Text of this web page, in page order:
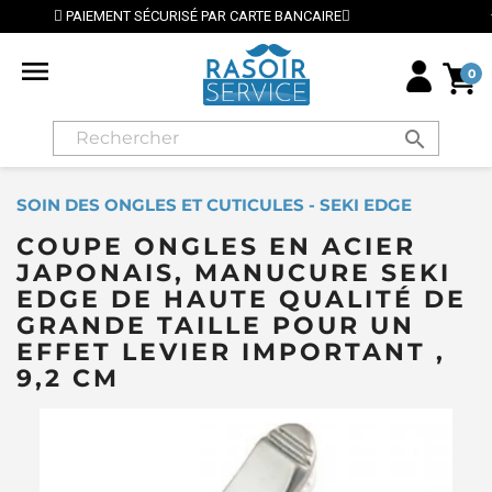
⭐ LIVRAISON GRATUITE EN FRANCE MÉTROPOLITAINE
 0
search
SOIN DES ONGLES ET CUTICULES - SEKI EDGE
COUPE ONGLES EN ACIER
JAPONAIS, MANUCURE SEKI
EDGE DE HAUTE QUALITÉ DE
GRANDE TAILLE POUR UN
EFFET LEVIER IMPORTANT ,
9,2 CM